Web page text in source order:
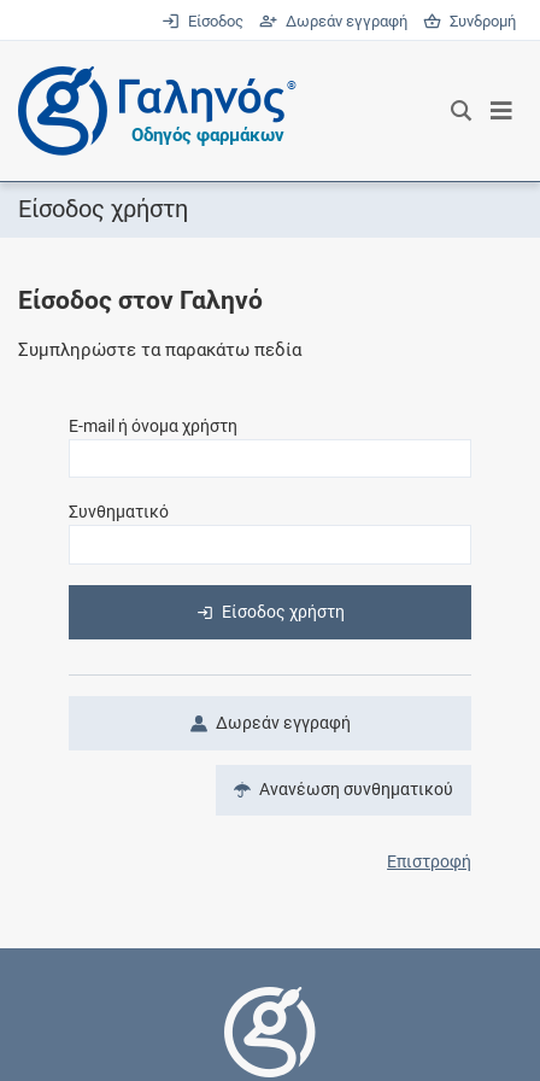
Είσοδος Δωρεάν εγγραφή Συνδρομή
®
Οδηγός φαρμάκων
Είσοδος χρήστη
Είσοδος στον Γαληνό
Συμπληρώστε τα παρακάτω πεδία
E-mail ή όνομα χρήστη
Συνθηματικό
Είσοδος χρήστη
Δωρεάν εγγραφή
Ανανέωση συνθηματικού
Επιστροφή